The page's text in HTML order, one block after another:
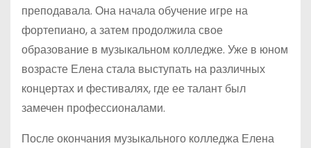
преподавала. Она начала обучение игре на
фортепиано, а затем продолжила свое
образование в музыкальном колледже. Уже в юном
возрасте Елена стала выступать на различных
концертах и фестивалях, где ее талант был
замечен профессионалами.
После окончания музыкального колледжа Елена